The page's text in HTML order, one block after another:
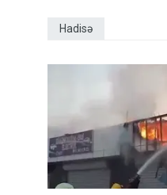
Hadisə